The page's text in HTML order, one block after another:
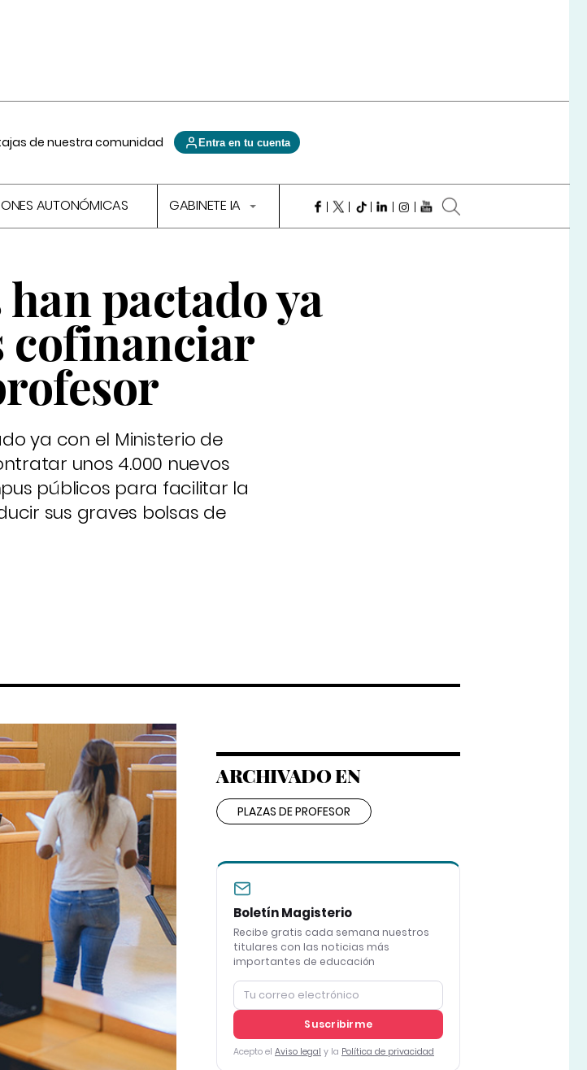
de nuestra comunidad Entra en tu cuenta
AUTONÓMICAS GABINETE IA
pactado ya
cofinanciar
ya con el Ministerio de
unos 4.000 nuevos
públicos para facilitar la
sus graves bolsas de
ARCHIVADO EN
PLAZAS DE PROFESOR
Boletín Magisterio
Recibe gratis cada semana nuestros
titulares con las noticias más
importantes de educación
Suscribirme
Acepto el Aviso legal y la Política de privacidad